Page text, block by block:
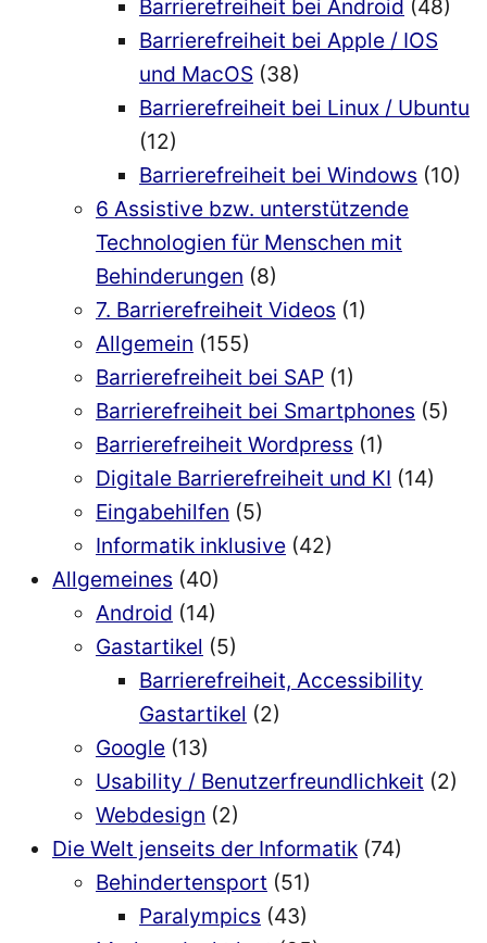
Barrierefreiheit bei Android (48)
Barrierefreiheit bei Apple / IOS
und MacOS (38)
Barrierefreiheit bei Linux / Ubuntu
(12)
Barrierefreiheit bei Windows (10)
6 Assistive bzw. unterstützende
Technologien für Menschen mit
Behinderungen (8)
7. Barrierefreiheit Videos (1)
Allgemein (155)
Barrierefreiheit bei SAP (1)
Barrierefreiheit bei Smartphones (5)
Barrierefreiheit Wordpress (1)
Digitale Barrierefreiheit und KI (14)
Eingabehilfen (5)
Informatik inklusive (42)
Allgemeines (40)
Android (14)
Gastartikel (5)
Barrierefreiheit, Accessibility
Gastartikel (2)
Google (13)
Usability / Benutzerfreundlichkeit (2)
Webdesign (2)
Die Welt jenseits der Informatik (74)
Behindertensport (51)
Paralympics (43)